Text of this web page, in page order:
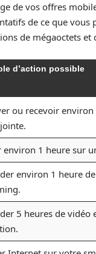
de vos offres
de ce que vous
de mégaoctets et
d’action possible
ou recevoir
environ 1 heure sur
environ 1 heure
5 heures de vidéo